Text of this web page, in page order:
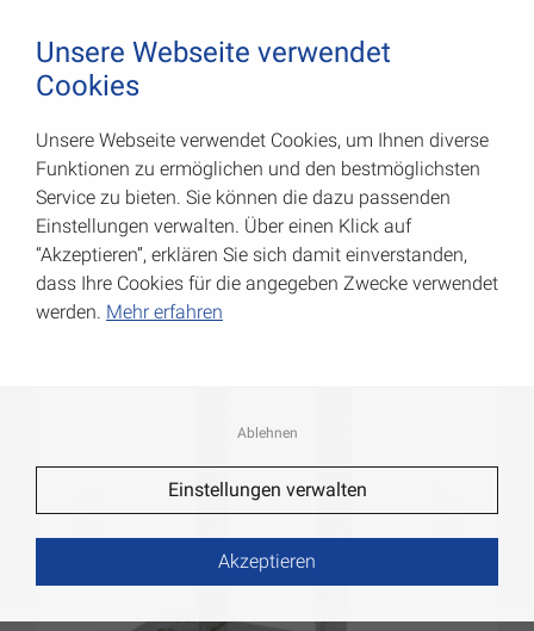
Schwere Stützenschuhe
Art.-Nr.: 071283000
Unsere Webseite verwendet
Cookies
Unsere Webseite verwendet Cookies, um Ihnen diverse
Funktionen zu ermöglichen und den bestmöglichsten
Service zu bieten. Sie können die dazu passenden
Einstellungen verwalten. Über einen Klick auf
“Akzeptieren”, erklären Sie sich damit einverstanden,
dass Ihre Cookies für die angegeben Zwecke verwendet
werden. Mehr erfahren
Ablehnen
Einstellungen verwalten
Akzeptieren